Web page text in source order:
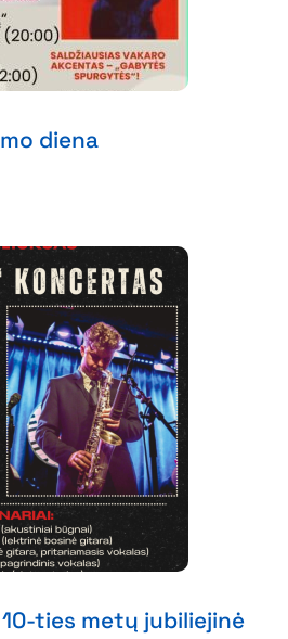
diena
ties metų jubiliejinė